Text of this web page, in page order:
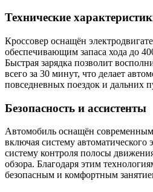
Технические
Кроссовер оснащён
обеспечивающим запаса хода до
Быстрая зарядка позволит
всего за 30 минут, что делает
повседневных поездок и дальних
Безопасность и ассистенты
Автомобиль оснащён
включая систему автоматического
систему контроля полосы
обзора. Благодаря этим
безопасным и комфортным